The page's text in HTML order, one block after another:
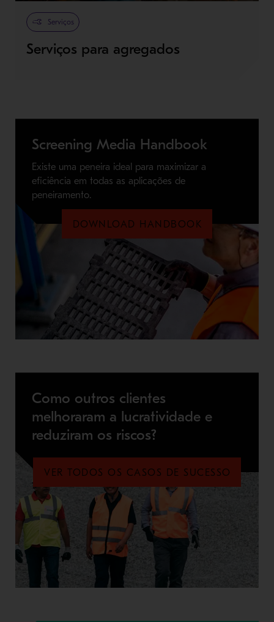
Serviços
Serviços para agregados
Screening Media Handbook
Existe uma peneira ideal para maximizar a
eficiência em todas as aplicações de
peneiramento.
DOWNLOAD HANDBOOK
Como outros clientes
melhoraram a lucratividade e
reduziram os riscos?
VER TODOS OS CASOS DE SUCESSO